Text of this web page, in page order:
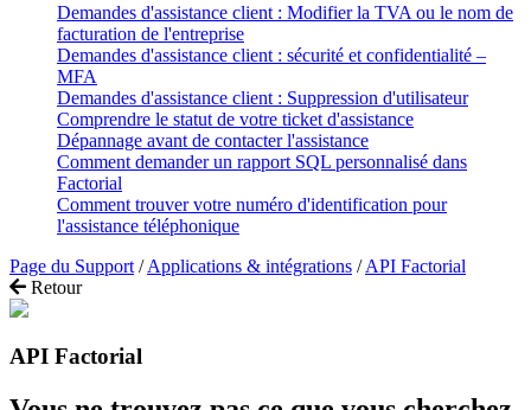
Demandes d'assistance client : Modifier la TVA ou le nom de
facturation de l'entreprise
Demandes d'assistance client : sécurité et confidentialité –
MFA
Demandes d'assistance client : Suppression d'utilisateur
Comprendre le statut de votre ticket d'assistance
Dépannage avant de contacter l'assistance
Comment demander un rapport SQL personnalisé dans
Factorial
Comment trouver votre numéro d'identification pour
l'assistance téléphonique
Page du Support / Applications & intégrations / API Factorial
Retour
API Factorial